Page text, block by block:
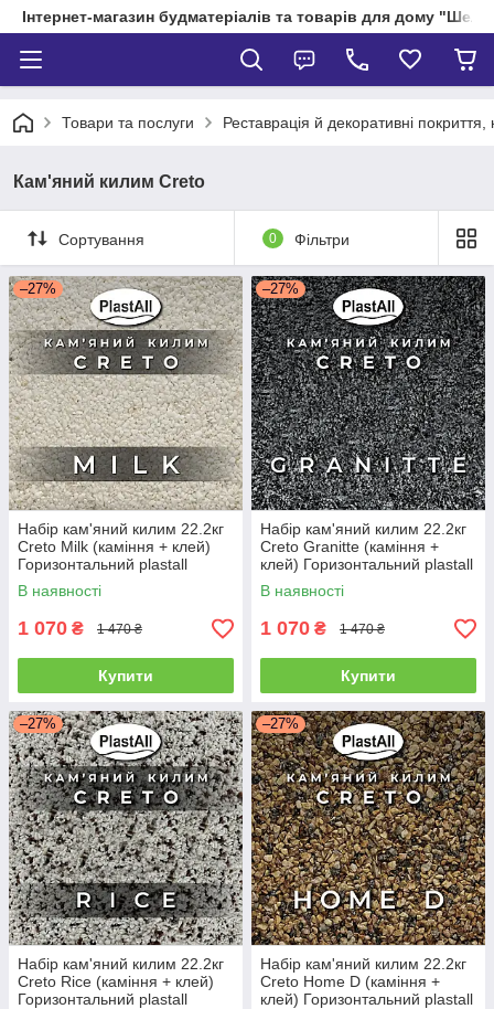
Інтернет-магазин будматеріалів та товарів для дому
Товари та послуги Реставрація й декоративні
Кам'яний килим Creto
Сортування 0 Фільтри
–27%
Набір кам'яний килим 22.2кг
Creto Milk (каміння + клей)
Горизонтальний plastall
В наявності
1 070 ₴ 1 470 ₴
Купити
–27%
Набір кам'яний килим 22.2кг
Creto Granitte (каміння +
клей) Горизонтальний plastall
В наявності
1 070 ₴ 1 470 ₴
Купити
–27%
Набір кам'яний килим 22.2кг
Creto Rice (каміння + клей)
Горизонтальний plastall
–27%
Набір кам'яний килим 22.2кг
Creto Home D (каміння +
клей) Горизонтальний plastall